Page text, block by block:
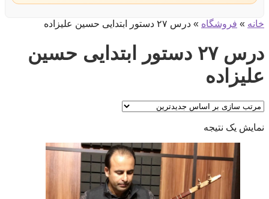
خانه » فروشگاه » درس ۲۷ دستور ابتدایی حسین علیزاده
درس ۲۷ دستور ابتدایی حسین
علیزاده
نمایش یک نتیجه